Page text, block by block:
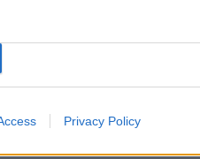
Privacy Policy